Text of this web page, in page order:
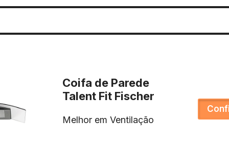
Coifa de Parede
Talent Fit Fischer
Melhor em Ventilação